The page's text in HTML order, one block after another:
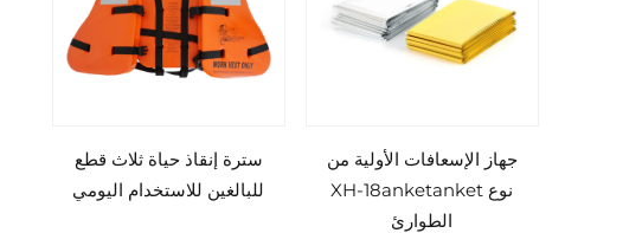
سترة إنقاذ حياة ثلاث قطع
للبالغين للاستخدام اليومي
جهاز الإسعافات الأولية من
نوع XH-18anketanket
الطوارئ